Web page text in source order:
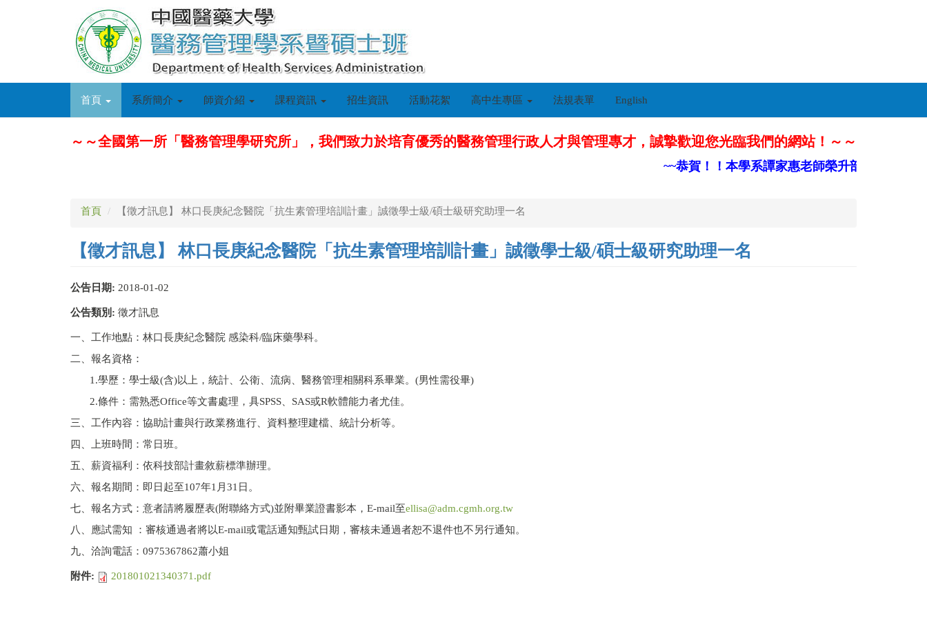
首頁 系所簡介 師資介紹 課程資訊 招生資訊 活動花絮 高中生專區 法規表單 English
～～全國第一所「醫務管理學研究所」，我們致力於培育優秀的醫務管理行政人才與管理專才，誠摯歡迎您光臨我們的網站！～～
~~恭賀！！本學系譚家惠老師榮升部定副教授~~
首頁 【徵才訊息】 林口長庚紀念醫院「抗生素管理培訓計畫」誠徵學士級/碩士級研究助理一名
【徵才訊息】 林口長庚紀念醫院「抗生素管理培訓計畫」誠徵學士級/碩士級研究助理一名
公告日期: 2018-01-02
公告類別: 徵才訊息
一、工作地點：林口長庚紀念醫院 感染科/臨床藥學科。
二、報名資格：
1.學歷：學士級(含)以上，統計、公衛、流病、醫務管理相關科系畢業。(男性需役畢)
2.條件：需熟悉Office等文書處理，具SPSS、SAS或R軟體能力者尤佳。
三、工作內容：協助計畫與行政業務進行、資料整理建檔、統計分析等。
四、上班時間：常日班。
五、薪資福利：依科技部計畫敘薪標準辦理。
六、報名期間：即日起至107年1月31日。
七、報名方式：意者請將履歷表(附聯絡方式)並附畢業證書影本，E-mail至ellisa@adm.cgmh.org.tw
八、應試需知 ：審核通過者將以E-mail或電話通知甄試日期，審核未通過者恕不退件也不另行通知。
九、洽詢電話：0975367862蕭小姐
附件: 201801021340371.pdf